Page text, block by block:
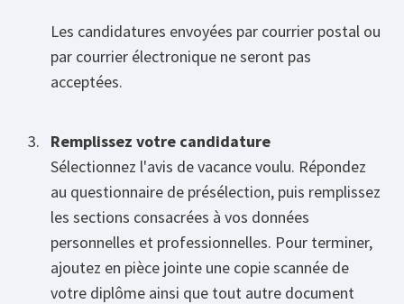
Les candidatures envoyées par courrier postal ou
par courrier électronique ne seront pas
acceptées.
Remplissez votre candidature
Sélectionnez l'avis de vacance voulu. Répondez
au questionnaire de présélection, puis remplissez
les sections consacrées à vos données
personnelles et professionnelles. Pour terminer,
ajoutez en pièce jointe une copie scannée de
votre diplôme ainsi que tout autre document